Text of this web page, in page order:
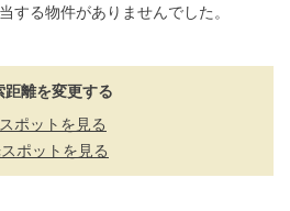
する物件がありませんでした。
距離を変更する
ポットを見る
ポットを見る